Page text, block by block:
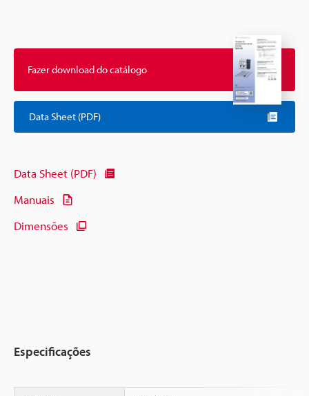
Fazer download do catálogo
Data Sheet (PDF)
Data Sheet (PDF)
Manuais
Dimensões
Especificações